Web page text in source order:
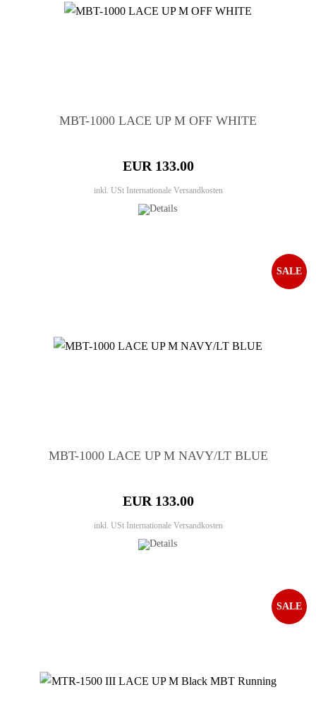
MBT-1000 LACE UP M OFF WHITE
EUR 133.00
inkl. USt Internationale Versandkosten
MBT-1000 LACE UP M NAVY/LT BLUE
EUR 133.00
inkl. USt Internationale Versandkosten
SALE
SALE